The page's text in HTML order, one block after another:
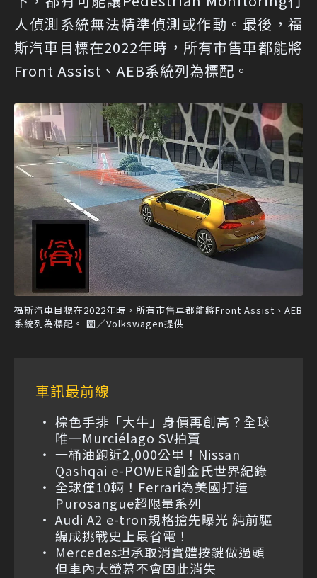
人偵測系統無法精準偵測或作動。最後，福
斯汽車目標在2022年時，所有市售車都能將
Front Assist、AEB系統列為標配。
福斯汽車目標在2022年時，所有市售車都能將Front Assist、AEB
系統列為標配。 圖／Volkswagen提供
車訊最前線
棕色手排「大牛」身價再創高？全球
唯一Murciélago SV拍賣
一桶油跑近2,000公里！Nissan
Qashqai e-POWER創金氏世界紀錄
全球僅10輛！Ferrari為美國打造
Purosangue超限量系列
Audi A2 e-tron規格搶先曝光 純前驅
編成挑戰史上最省電！
Mercedes坦承取消實體按鍵做過頭
但車內大螢幕不會因此消失